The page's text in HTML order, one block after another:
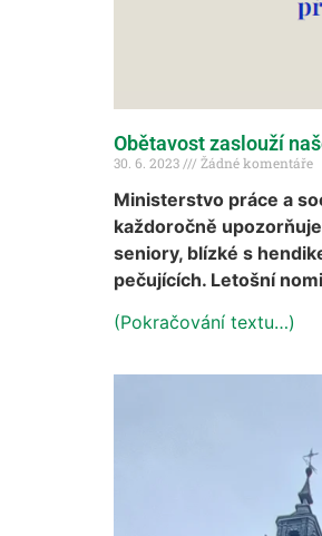
Obětavost zaslouží
30. 6. 2023 Žádné komentáře
Ministerstvo práce a
každoročně
seniory, blízké s
pečujících. Letošní
(Pokračování textu…)